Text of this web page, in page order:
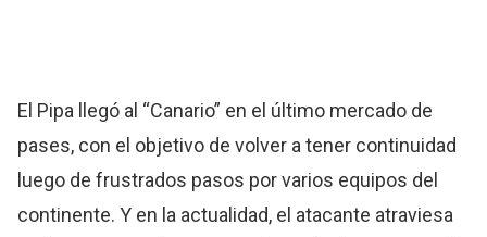
El Pipa llegó al “Canario” en el último mercado de
pases, con el objetivo de volver a tener continuidad
luego de frustrados pasos por varios equipos del
continente. Y en la actualidad, el atacante atraviesa